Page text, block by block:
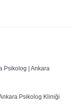
Psikolog | Ankara
Psikolog Kliniği